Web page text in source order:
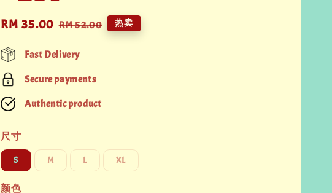
Sale
RM 35.00 Regular
RM 52.00 热卖
Fast Delivery
Secure payments
Authentic product
尺寸
S M L XL
颜色